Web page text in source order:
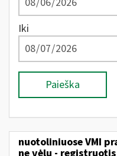
Iki
Paieška
nuotoliniuose VMI
ne vėlu -